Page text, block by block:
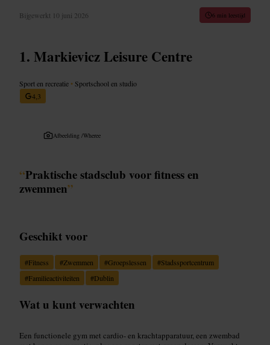
Bijgewerkt 10 juni 2026 6 min leestijd
Markievicz Leisure Centre
Sport en recreatie • Sportschool en studio
4,3
Afbeelding /Wheree
“Praktische stadsclub voor fitness en
zwemmen”
Geschikt voor
#Fitness #Zwemmen #Groepslessen #Stadssportcentrum
#Familieactiviteiten #Dublin
Wat u kunt verwachten
Een functionele gym met cardio- en krachtapparatuur, een zwembad